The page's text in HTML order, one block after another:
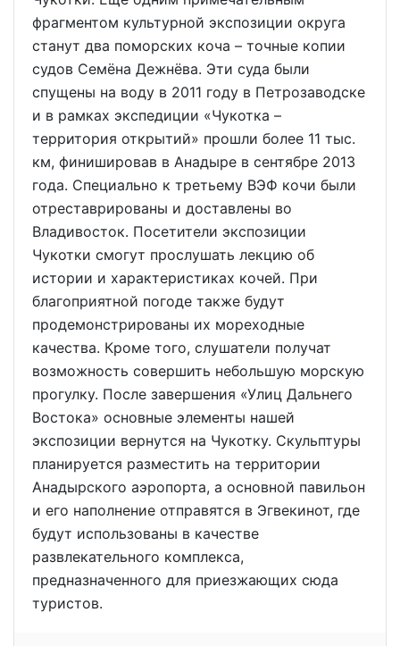
фрагментом культурной экспозиции округа
станут два поморских коча – точные копии
судов Семёна Дежнёва. Эти суда были
спущены на воду в 2011 году в Петрозаводске
и в рамках экспедиции «Чукотка –
территория открытий» прошли более 11 тыс.
км, финишировав в Анадыре в сентябре 2013
года. Специально к третьему ВЭФ кочи были
отреставрированы и доставлены во
Владивосток. Посетители экспозиции
Чукотки смогут прослушать лекцию об
истории и характеристиках кочей. При
благоприятной погоде также будут
продемонстрированы их мореходные
качества. Кроме того, слушатели получат
возможность совершить небольшую морскую
прогулку. После завершения «Улиц Дальнего
Востока» основные элементы нашей
экспозиции вернутся на Чукотку. Скульптуры
планируется разместить на территории
Анадырского аэропорта, а основной павильон
и его наполнение отправятся в Эгвекинот, где
будут использованы в качестве
развлекательного комплекса,
предназначенного для приезжающих сюда
туристов.